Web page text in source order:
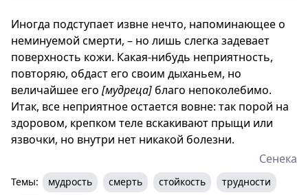
Иногда подступает извне нечто, напоминающее о
неминуемой смерти, – но лишь слегка задевает
поверхность кожи. Какая-нибудь неприятность,
повторяю, обдаст его своим дыханьем, но
величайшее его [мудреца] благо непоколебимо.
Итак, все неприятное остается вовне: так порой на
здоровом, крепком теле вскакивают прыщи или
язвочки, но внутри нет никакой болезни.
Сенека
Темы: мудрость смерть стойкость
трудности